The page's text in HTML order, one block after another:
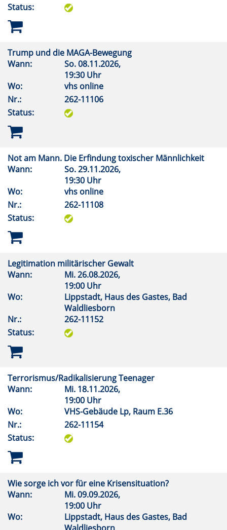
Status:
Trump und die MAGA-Bewegung
Wann:
So.08.11.2026,
19:30 Uhr
Wo:
vhs online
Nr.:
262-11106
Status:
Not am Mann. Die Erfindung toxischer Männlichkeit
Wann:
So.29.11.2026,
19:30 Uhr
Wo:
vhs online
Nr.:
262-11108
Status:
Legitimation militärischer Gewalt
Wann:
Mi.26.08.2026,
19:00 Uhr
Wo:
Lippstadt, Haus des Gastes, Bad
Waldliesborn
Nr.:
262-11152
Status:
Terrorismus/Radikalisierung Teenager
Wann:
Mi. 18.11.2026,
19:00 Uhr
Wo:
VHS-Gebäude Lp, Raum E.36
Nr.:
262-11154
Status:
Wie sorge ich vor für eine Krisensituation?
Wann:
Mi.09.09.2026,
19:00 Uhr
Wo:
Lippstadt, Haus des Gastes, Bad